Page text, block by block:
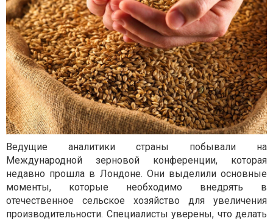
Ведущие аналитики страны побывали на
Международной зерновой конференции, которая
недавно прошла в Лондоне. Они выделили основные
моменты, которые необходимо внедрять в
отечественное сельское хозяйство для увеличения
производительности. Специалисты уверены, что делать